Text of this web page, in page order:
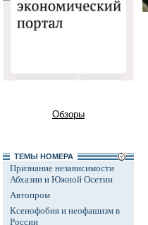
Обзоры
ТЕМЫ НОМЕРА
Признание независимости
Абхазии и Южной Осетии
Автопром
Ксенофобия и неофашизм в
России